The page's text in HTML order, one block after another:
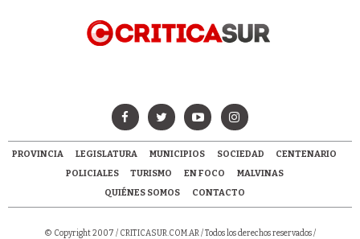
PROVINCIA LEGISLATURA MUNICIPIOS SOCIEDAD
CENTENARIO
POLICIALES
TURISMO EN FOCO
MALVINAS
QUIÉNES SOMOS
CONTACTO
© Copyright 2007 / CRITICASUR.COM.AR/ Todos los derechos reservados /